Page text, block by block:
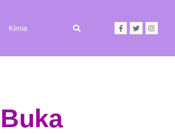
Kimia